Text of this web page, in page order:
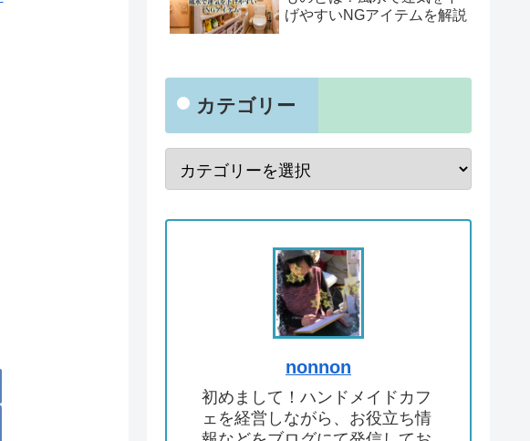
げやすいNGアイテムを解説
カテゴリー
nonnon
初めまして！ハンドメイドカフ
ェを経営しながら、お役立ち情